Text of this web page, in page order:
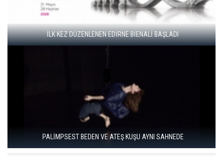
GENÇ SANATÇILAR İÇİN “FRAGMANLAR” BAŞVURULARI
BAŞLADI
EDİRNE BİENALİ “KÖPRÜLER” TEMASIYLA 21 MAYIS’TA
BAŞLIYOR